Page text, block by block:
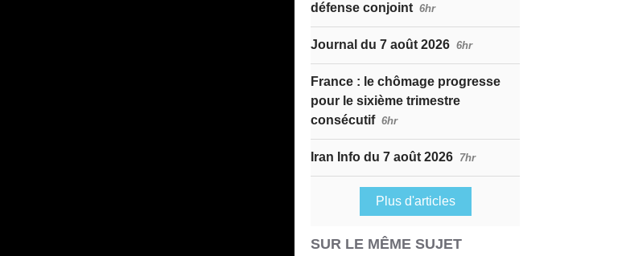
défense conjoint 6hr
Journal du 7 août 2026 6hr
France : le chômage progresse
pour le sixième trimestre
consécutif 6hr
Iran Info du 7 août 2026 7hr
Plus d'articles
SUR LE MÊME SUJET